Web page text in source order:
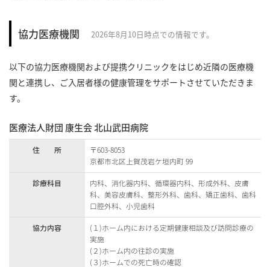
協力医療機関 2026年8月10日時点での情報です。
以下の協力医療機関および提携クリニックをはじめ近隣の医療機
関と連携し、ご入居者様の健康管理をサポートさせていただきま
す。
医療法人財団 康生会 北山武田病院
住 所
〒603-8053
京都市北区上賀茂岩ケ垣内町 99
診療科目
内科、消化器内科、循環器内科、形成外科、皮膚
科、美容皮膚科、整形外科、歯科、矯正歯科、歯科
口腔外科、小児歯科
協力内容
(１)ホーム内における定期健康相談及び訪問診療の
実施
(２)ホーム内の往診の実施
(３)ホームでの死亡時の確認